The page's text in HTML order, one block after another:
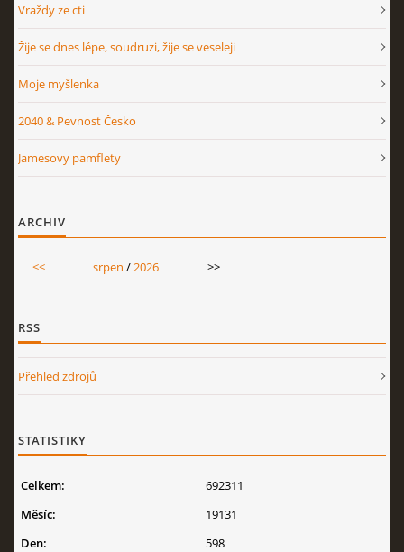
Vraždy ze cti
Žije se dnes lépe, soudruzi, žije se veseleji
Moje myšlenka
2040 & Pevnost Česko
Jamesovy pamflety
ARCHIV
<< srpen /2026 >>
RSS
Přehled zdrojů
STATISTIKY
Celkem:
692311
Měsíc:
19131
Den:
598